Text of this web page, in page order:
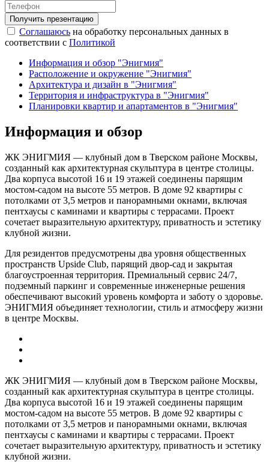
Соглашаюсь на обработку персональных данных в
соответствии с Политикой
Информация и обзор "Энигмия"
Расположение и окружение "Энигмия"
Архитектура и дизайн в "Энигмия"
Территория и инфраструктура в "Энигмия"
Планировки квартир и апартаментов в "Энигмия"
Информация и обзор
ЖК ЭНИГМИЯ — клубный дом в Тверском районе Москвы,
созданный как архитектурная скульптура в центре столицы.
Два корпуса высотой 16 и 19 этажей соединены парящим
мостом-садом на высоте 55 метров. В доме 92 квартиры с
потолками от 3,5 метров и панорамными окнами, включая
пентхаусы с каминами и квартиры с террасами. Проект
сочетает выразительную архитектуру, приватность и эстетику
клубной жизни.
Для резидентов предусмотрены два уровня общественных
пространств Upside Club, парящий двор-сад и закрытая
благоустроенная территория. Премиальный сервис 24/7,
подземный паркинг и современные инженерные решения
обеспечивают высокий уровень комфорта и заботу о здоровье.
ЭНИГМИЯ объединяет технологии, стиль и атмосферу жизни
в центре Москвы.
ЖК ЭНИГМИЯ — клубный дом в Тверском районе Москвы,
созданный как архитектурная скульптура в центре столицы.
Два корпуса высотой 16 и 19 этажей соединены парящим
мостом-садом на высоте 55 метров. В доме 92 квартиры с
потолками от 3,5 метров и панорамными окнами, включая
пентхаусы с каминами и квартиры с террасами. Проект
сочетает выразительную архитектуру, приватность и эстетику
клубной жизни.